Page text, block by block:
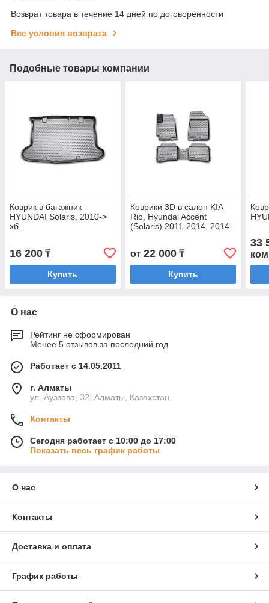
Возврат товара в течение 14 дней по договоренности
Все условия возврата
Подобные товары компании
Коврик в багажник
HYUNDAI Solaris, 2010->
хб.
16 200 ₸
Купить
Коврики 3D в салон KIA
Rio, Hyundai Accent
(Solaris) 2011-2014, 2014-
от 22 000₸
Купить
33
О нас
Рейтинг не сформирован
Менее 5 отзывов за последний год
Работает с 14.05.2011
г. Алматы
ул. Ауэзова, 32, Алматы, Казахстан
Контакты
Сегодня работает с 10:00 до 17:00
Показать весь график работы
О нас
Контакты
Доставка и оплата
График работы